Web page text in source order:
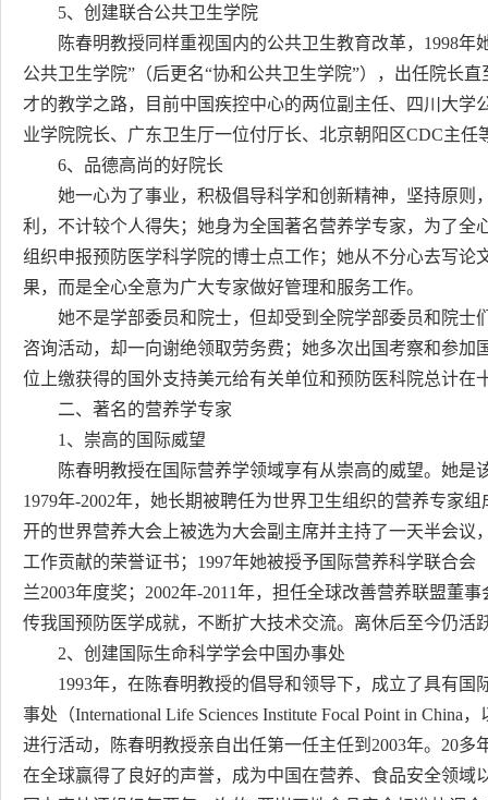
5、创建联合公共卫生学院
陈春明教授同样重视国内的公共卫生教育改革，1998年
公共卫生学院”（后更名“协和公共卫生学院”），出任院长
才的教学之路，目前中国疾控中心的两位副主任、四川大
业学院院长、广东卫生厅一位付厅长、北京朝阳区CDC主
6、品德高尚的好院长
她一心为了事业，积极倡导科学和创新精神，坚持原则
利，不计较个人得失；她身为全国著名营养学专家，为了
组织申报预防医学科学院的博士点工作；她从不分心去写
果，而是全心全意为广大专家做好管理和服务工作。
她不是学部委员和院士，但却受到全院学部委员和院士
咨询活动，却一向谢绝领取劳务费；她多次出国考察和参
位上缴获得的国外支持美元给有关单位和预防医科院总计
二、著名的营养学专家
1、崇高的国际威望
陈春明教授在国际营养学领域享有从崇高的威望。她是
1979年-2002年，她长期被聘任为世界卫生组织的营养专家
开的世界营养大会上被选为大会副主席并主持了一天半会议
工作贡献的荣誉证书；1997年她被授予国际营养科学联合
兰2003年度奖；2002年-2011年，担任全球改善营养联盟董
传我国预防医学成就，不断扩大技术交流。离休后至今仍活
2、创建国际生命科学学会中国办事处
1993年，在陈春明教授的倡导和领导下，成立了具有国
事处（International Life Sciences Institute Focal Point in
进行活动，陈春明教授亲自出任第一任主任到2003年。20
在全球赢得了良好的声誉，成为中国在营养、食品安全领